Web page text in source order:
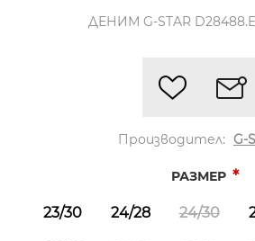
ДЕНИМ G-STAR
Производител: G-
РАЗМЕР *
23/30 24/28 24/30